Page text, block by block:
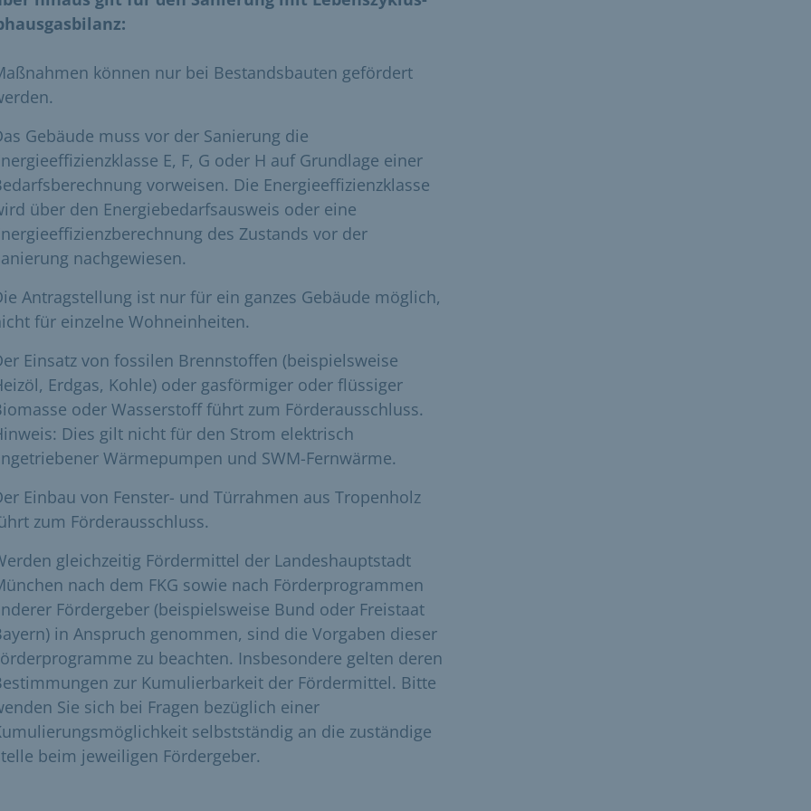
können nur bei Bestandsbauten gefördert
Gebäude muss vor der Sanierung die
E, F, G oder H auf Grundlage einer
vorweisen. Die Energieeffizienzklasse
über den Energiebedarfsausweis oder eine
des Zustands vor der
nachgewiesen.
Antragstellung ist nur für ein ganzes Gebäude möglich,
für einzelne Wohneinheiten.
Einsatz von fossilen Brennstoffen (beispielsweise
Erdgas, Kohle) oder gasförmiger oder flüssiger
oder Wasserstoff führt zum Förderausschluss.
Dies gilt nicht für den Strom elektrisch
Wärmepumpen und SWM-Fernwärme.
Einbau von Fenster- und Türrahmen aus Tropenholz
zum Förderausschluss.
gleichzeitig Fördermittel der Landeshauptstadt
nach dem FKG sowie nach Förderprogrammen
Fördergeber (beispielsweise Bund oder Freistaat
in Anspruch genommen, sind die Vorgaben dieser
zu beachten. Insbesondere gelten deren
zur Kumulierbarkeit der Fördermittel. Bitte
Sie sich bei Fragen bezüglich einer
selbstständig an die zuständige
beim jeweiligen Fördergeber.